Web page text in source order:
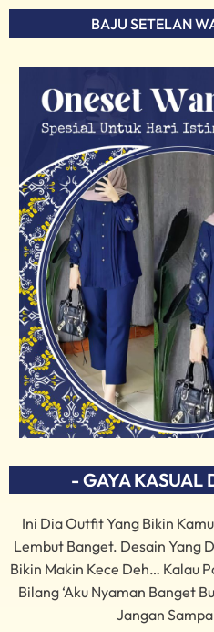
BAJU SETELAN
- GAYA KASUAL
Ini Dia Outfit Yang Bikin
Lembut Banget. Desain Yang
Bikin Makin Kece Deh… Kalau
Bilang ‘Aku Nyaman Banget
Jangan